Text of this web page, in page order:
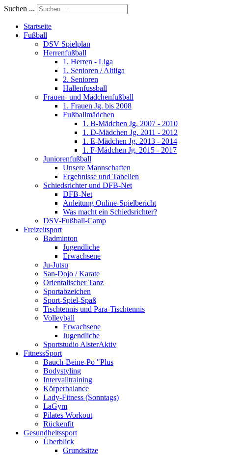
Suchen ...
Startseite
Fußball
DSV Spielplan
Herrenfußball
1. Herren - Liga
1. Senioren / Altliga
2. Senioren
Hallenfussball
Frauen- und Mädchenfußball
1. Frauen Jg. bis 2008
Fußballmädchen
1. B-Mädchen Jg. 2007 - 2010
1. D-Mädchen Jg. 2011 - 2012
1. E-Mädchen Jg. 2013 - 2014
1. F-Mädchen Jg. 2015 - 2017
Juniorenfußball
Unsere Mannschaften
Ergebnisse und Tabellen
Schiedsrichter und DFB-Net
DFB-Net
Anleitung Online-Spielbericht
Was macht ein Schiedsrichter?
DSV-Fußball-Camp
Freizeitsport
Badminton
Jugendliche
Erwachsene
Ju-Jutsu
San-Dojo / Karate
Orientalischer Tanz
Sportabzeichen
Sport-Spiel-Spaß
Tischtennis und Para-Tischtennis
Volleyball
Erwachsene
Jugendliche
Sportstudio AlsterAktiv
FitnessSport
Bauch-Beine-Po "Plus
Bodystyling
Intervalltraining
Körperbalance
Lady-Fitness (Sonntags)
LaGym
Pilates Workout
Rückenfit
Gesundheitssport
Überblick
Grundsätze